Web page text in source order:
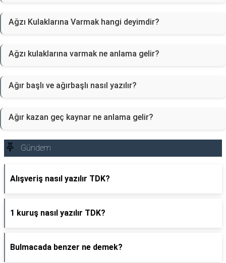
Ağzı Kulaklarına Varmak hangi deyimdir?
Ağzı kulaklarına varmak ne anlama gelir?
Ağır başlı ve ağırbaşlı nasıl yazılır?
Ağır kazan geç kaynar ne anlama gelir?
Gündem
Alışveriş nasıl yazılır TDK?
1 kuruş nasıl yazılır TDK?
Bulmacada benzer ne demek?